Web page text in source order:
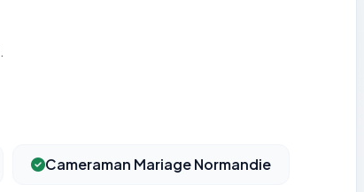
.
Cameraman Mariage Normandie